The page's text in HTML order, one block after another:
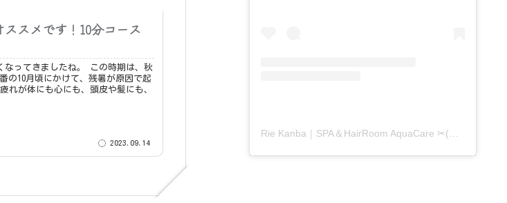
スメです！10分コース
したね。 この時期は、秋
の10月頃にかけて、残暑が原因で起
2023.09.14